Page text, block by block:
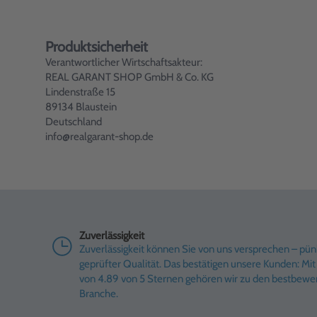
Produktsicherheit
Verantwortlicher Wirtschaftsakteur:
REAL GARANT SHOP GmbH & Co. KG
Lindenstraße 15
89134 Blaustein
Deutschland
info@realgarant-shop.de
Zuverlässigkeit
Zuverlässigkeit können Sie von uns versprechen –
geprüfter Qualität. Das bestätigen unsere Kunden:
von 4.89 von 5 Sternen gehören wir zu den
Branche.